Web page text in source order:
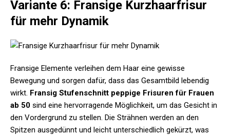
Variante 6: Fransige Kurzhaarfrisur
für mehr Dynamik
Fransige Elemente verleihen dem Haar eine gewisse
Bewegung und sorgen dafür, dass das Gesamtbild lebendig
wirkt. Fransig Stufenschnitt peppige Frisuren für Frauen
ab 50 sind eine hervorragende Möglichkeit, um das Gesicht in
den Vordergrund zu stellen. Die Strähnen werden an den
Spitzen ausgedünnt und leicht unterschiedlich gekürzt, was